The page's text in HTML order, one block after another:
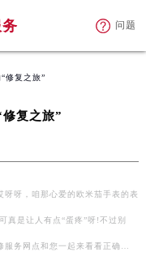
问题
修复之旅”
复之旅”
呀呀，咱那心爱的欧米茄手表的表
真是让人有点“蛋疼”呀!不过别
服务网点和您一起来看看正确…